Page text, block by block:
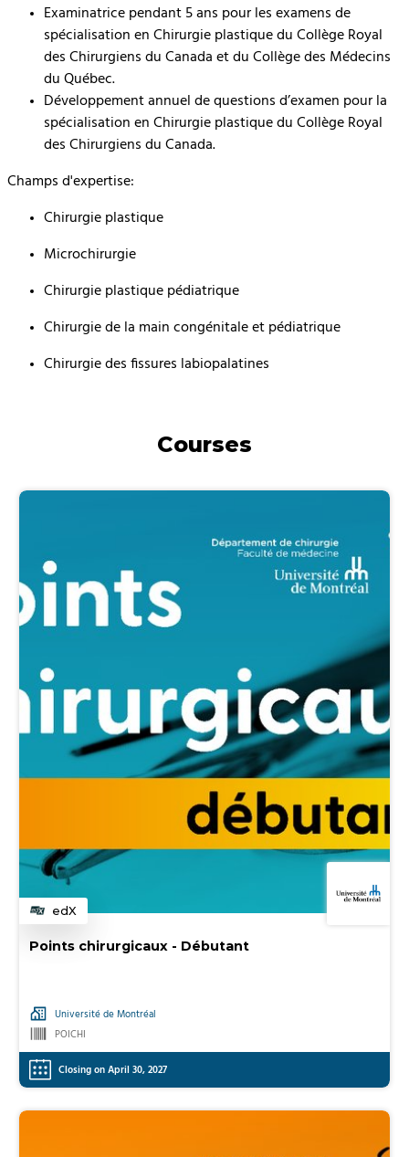
Examinatrice pendant 5 ans pour les examens de
spécialisation en Chirurgie plastique du Collège Royal
des Chirurgiens du Canada et du Collège des Médecins
du Québec.
Développement annuel de questions d’examen pour la
spécialisation en Chirurgie plastique du Collège Royal
des Chirurgiens du Canada.
Champs d'expertise:
Chirurgie plastique
Microchirurgie
Chirurgie plastique pédiatrique
Chirurgie de la main congénitale et pédiatrique
Chirurgie des fissures labiopalatines
Courses
Points chirurgicaux - Débutant
Université de Montréal
POICHI
Category
edX
Closing on April 30, 2027